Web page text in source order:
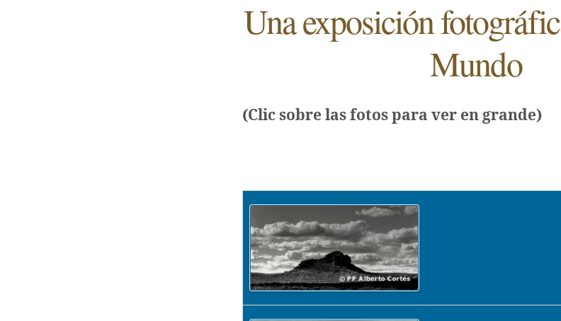
Una exposición
Mundo
(Clic sobre las fotos para ver en grande)